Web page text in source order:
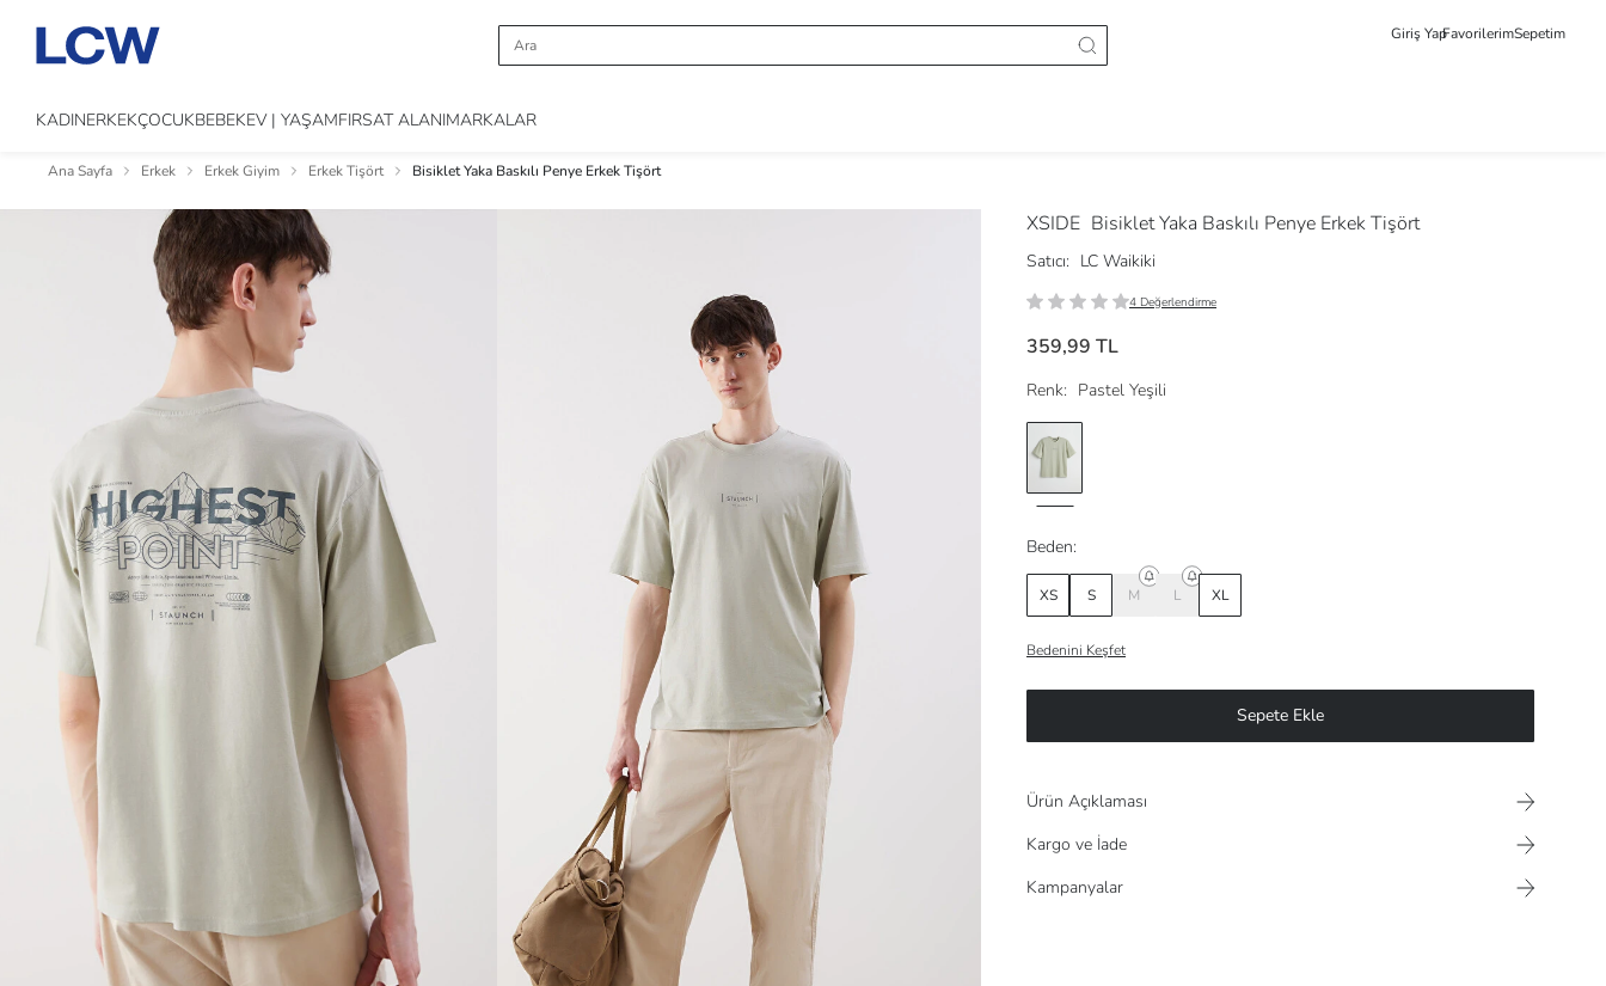
Giriş YapFavorilerimSepetim
KADINERKEKÇOCUKBEBEKEV | YAŞAMFIRSAT ALANIMARKALAR
Ana Sayfa Erkek Erkek Giyim Erkek Tişört Bisiklet Yaka Baskılı Penye Erkek Tişört
XSIDE Bisiklet Yaka Baskılı Penye Erkek Tişört
Satıcı: LC Waikiki
4 Değerlendirme
359,99 TL
Renk: Pastel Yeşili
Beden:
XS S M L XL
Bedenini Keşfet
Sepete Ekle
Ürün Açıklaması
Kargo ve İade
Kampanyalar